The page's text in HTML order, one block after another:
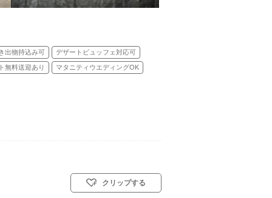
出物持込み可 デザートビュッフェ対応可
無料送迎あり マタニティウエディングOK
クリップする